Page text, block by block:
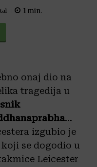
1 min.
onaj dio na
tragedija u
…
izgubio je
se dogodio u
Leicester